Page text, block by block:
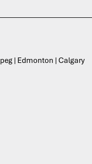
| Edmonton | Calgary